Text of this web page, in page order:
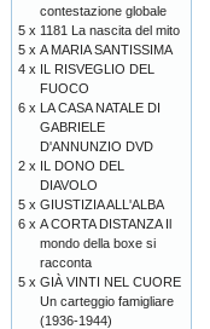
contestazione globale
5 x 1181 La nascita del mito
5 x A MARIA SANTISSIMA
4 x IL RISVEGLIO DEL
FUOCO
6 x LA CASA NATALE DI
GABRIELE
D'ANNUNZIO DVD
2 x IL DONO DEL
DIAVOLO
5 x GIUSTIZIA ALL'ALBA
6 x A CORTA DISTANZA Il
mondo della boxe si
racconta
5 x GIÀ VINTI NEL CUORE
Un carteggio famigliare
(1936-1944)